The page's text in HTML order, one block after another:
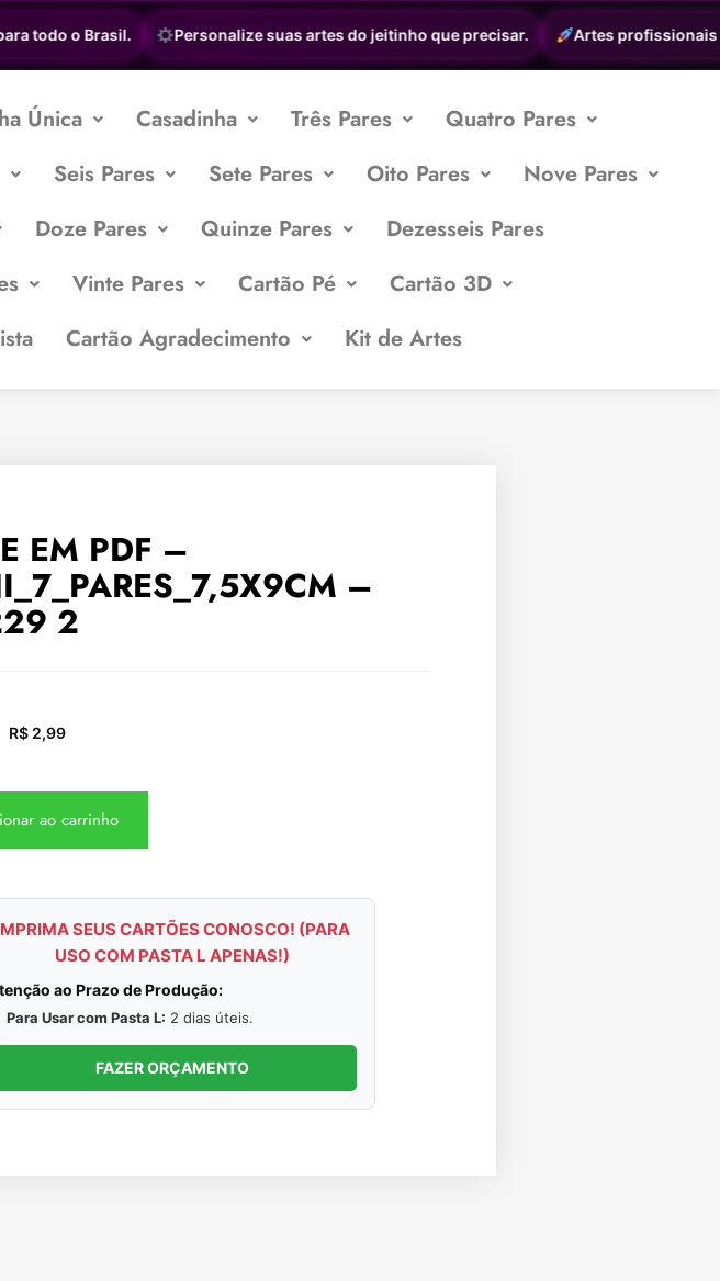
todo o Brasil. Personalize suas artes do jeitinho que precisar. Artes profissionais a
Única Casadinha Três Pares
Quatro Pares
Seis Pares Sete Pares Oito Pares
Nove Pares
Doze Pares Quinze Pares
Dezesseis Pares
Vinte Pares Cartão Pé
Cartão 3D
Cartão Agradecimento Kit de Artes
EM PDF –
–
2
R$ 2,99
ao carrinho
SEUS CARTÕES CONOSCO! (PARA
USO COM PASTA L APENAS!)
ao Prazo de Produção:
Para Usar com Pasta L: 2 dias úteis.
FAZER ORÇAMENTO